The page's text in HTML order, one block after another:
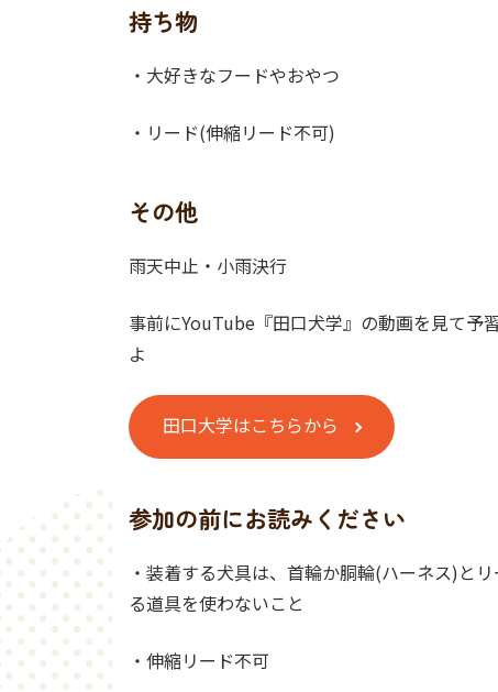
持ち物
・大好きなフードやおやつ
・リード(伸縮リード不可)
その他
雨天中止・小雨決行
事前にYouTube『田口犬学』の動画を見て予
よ
田口大学はこちらから
参加の前にお読みください
・装着する犬具は、首輪か胴輪(ハーネス)と
る道具を使わないこと
・伸縮リード不可